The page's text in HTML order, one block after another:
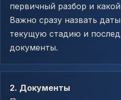
первичный разбор и
Важно сразу назвать
текущую стадию и
документы.
2. Документы